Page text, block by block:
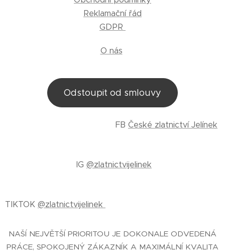
Reklamační řád
GDPR
O nás
Odstoupit od smlouvy
FB České zlatnictví Jelínek
IG @zlatnictvijelinek
TIKTOK @zlatnictvijelinek
NAŠÍ NEJVĚTŠÍ PRIORITOU JE DOKONALE ODVEDENÁ
PRÁCE, SPOKOJENÝ ZÁKAZNÍK A MAXIMÁLNÍ KVALITA